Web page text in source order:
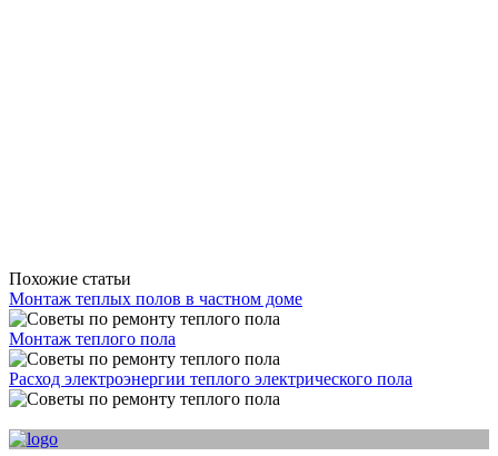
Похожие статьи
Монтаж теплых полов в частном доме
Монтаж теплого пола
Расход электроэнергии теплого электрического пола